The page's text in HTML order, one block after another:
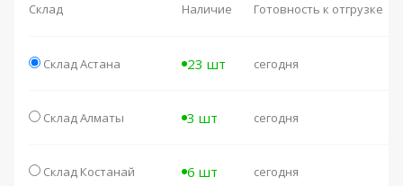
Склад Наличие Готовность к отгрузке
Склад Астана 23 шт сегодня
Склад Алматы 3 шт сегодня
Склад Костанай 6 шт сегодня